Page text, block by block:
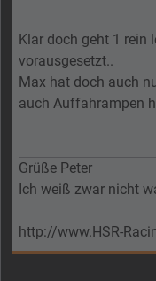
Klar doch geht 1 rein
vorausgesetzt..
Max hat doch auch
auch Auffahrampen
Grüße Peter
Ich weiß zwar nicht
http://www.HSR-